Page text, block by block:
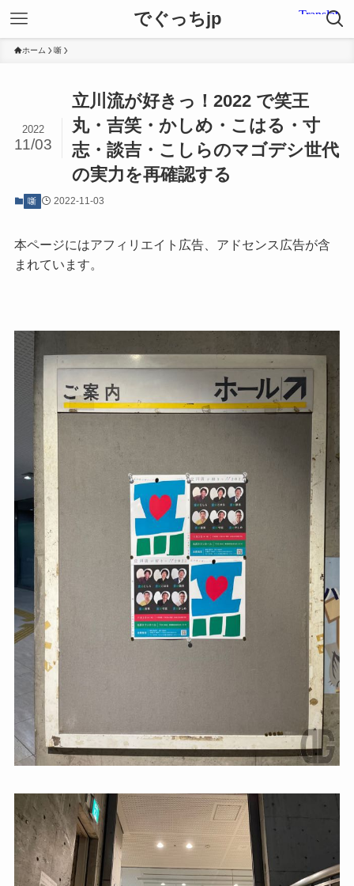
でぐっちjp
ホーム 噺
立川流が好きっ！2022 で笑王
丸・吉笑・かしめ・こはる・寸
志・談吉・こしらのマゴデシ世代
の実力を再確認する
2022
11/03
噺 2022-11-03
本ページにはアフィリエイト広告、アドセンス広告が含
まれています。